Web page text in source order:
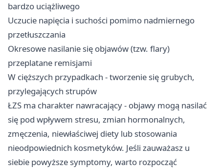
bardzo uciążliwego
Uczucie napięcia i suchości pomimo nadmiernego
przetłuszczania
Okresowe nasilanie się objawów (tzw. flary)
przeplatane remisjami
W cięższych przypadkach - tworzenie się grubych,
przylegających strupów
ŁZS ma charakter nawracający - objawy mogą nasilać
się pod wpływem stresu, zmian hormonalnych,
zmęczenia, niewłaściwej diety lub stosowania
nieodpowiednich kosmetyków. Jeśli zauważasz u
siebie powyższe symptomy, warto rozpocząć